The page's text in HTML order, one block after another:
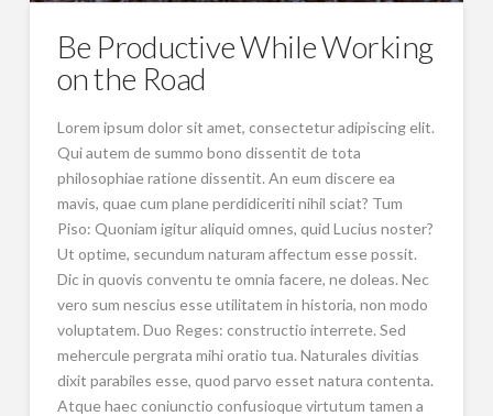
Be Productive While Working
on the Road
Lorem ipsum dolor sit amet, consectetur adipiscing elit.
Qui autem de summo bono dissentit de tota
philosophiae ratione dissentit. An eum discere ea
mavis, quae cum plane perdidiceriti nihil sciat? Tum
Piso: Quoniam igitur aliquid omnes, quid Lucius noster?
Ut optime, secundum naturam affectum esse possit.
Dic in quovis conventu te omnia facere, ne doleas. Nec
vero sum nescius esse utilitatem in historia, non modo
voluptatem. Duo Reges: constructio interrete. Sed
mehercule pergrata mihi oratio tua. Naturales divitias
dixit parabiles esse, quod parvo esset natura contenta.
Atque haec coniunctio confusioque virtutum tamen a